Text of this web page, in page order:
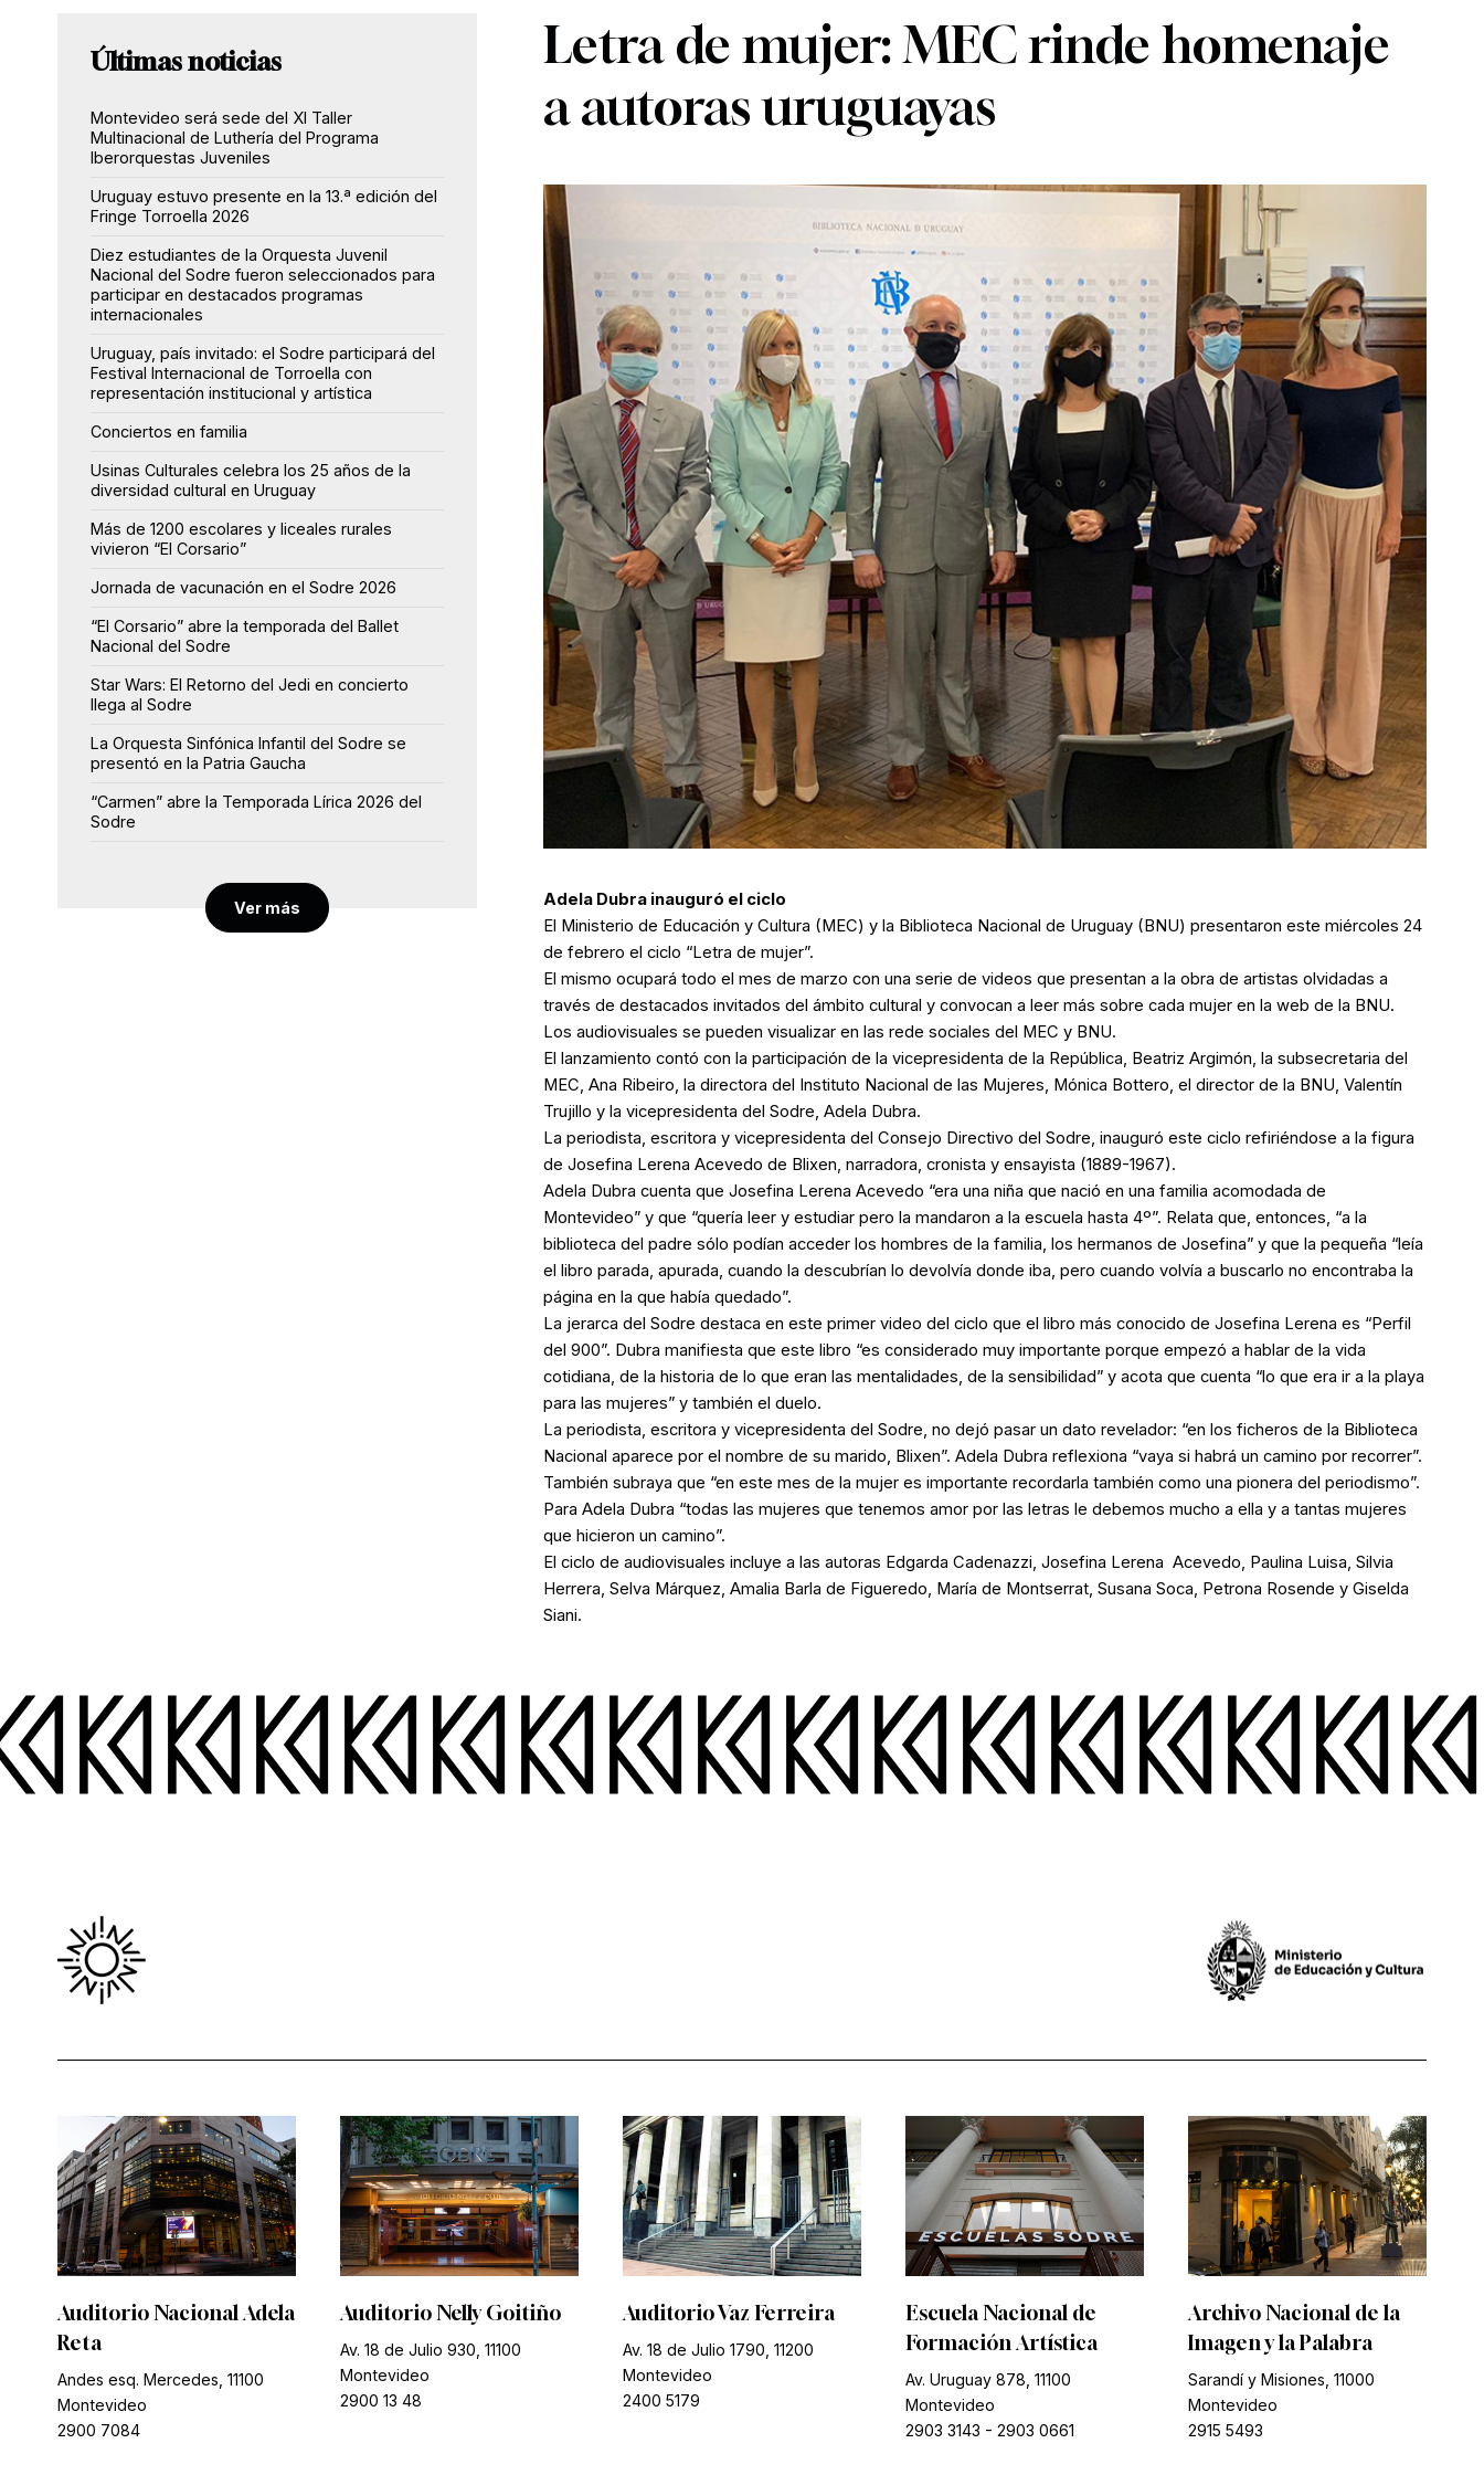
Letra de mujer: MEC rinde homenaje
a autoras uruguayas
Adela Dubra inauguró el ciclo
El Ministerio de Educación y Cultura (MEC) y la Biblioteca Nacional de Uruguay (BNU) presentaron este miércoles 24
de febrero el ciclo “Letra de mujer”.
El mismo ocupará todo el mes de marzo con una serie de videos que presentan a la obra de artistas olvidadas a
través de destacados invitados del ámbito cultural y convocan a leer más sobre cada mujer en la web de la BNU.
Los audiovisuales se pueden visualizar en las rede sociales del MEC y BNU.
El lanzamiento contó con la participación de la vicepresidenta de la República, Beatriz Argimón, la subsecretaria del
MEC, Ana Ribeiro, la directora del Instituto Nacional de las Mujeres, Mónica Bottero, el director de la BNU, Valentín
Trujillo y la vicepresidenta del Sodre, Adela Dubra.
La periodista, escritora y vicepresidenta del Consejo Directivo del Sodre, inauguró este ciclo refiriéndose a la figura
de Josefina Lerena Acevedo de Blixen, narradora, cronista y ensayista (1889-1967).
Adela Dubra cuenta que Josefina Lerena Acevedo “era una niña que nació en una familia acomodada de
Montevideo” y que “quería leer y estudiar pero la mandaron a la escuela hasta 4º”. Relata que, entonces, “a la
biblioteca del padre sólo podían acceder los hombres de la familia, los hermanos de Josefina” y que la pequeña “leía
el libro parada, apurada, cuando la descubrían lo devolvía donde iba, pero cuando volvía a buscarlo no encontraba la
página en la que había quedado”.
La jerarca del Sodre destaca en este primer video del ciclo que el libro más conocido de Josefina Lerena es “Perfil
del 900”. Dubra manifiesta que este libro “es considerado muy importante porque empezó a hablar de la vida
cotidiana, de la historia de lo que eran las mentalidades, de la sensibilidad” y acota que cuenta “lo que era ir a la playa
para las mujeres” y también el duelo.
La periodista, escritora y vicepresidenta del Sodre, no dejó pasar un dato revelador: “en los ficheros de la Biblioteca
Nacional aparece por el nombre de su marido, Blixen”. Adela Dubra reflexiona “vaya si habrá un camino por recorrer”.
También subraya que “en este mes de la mujer es importante recordarla también como una pionera del periodismo”.
Para Adela Dubra “todas las mujeres que tenemos amor por las letras le debemos mucho a ella y a tantas mujeres
que hicieron un camino”.
El ciclo de audiovisuales incluye a las autoras Edgarda Cadenazzi, Josefina Lerena Acevedo, Paulina Luisa, Silvia
Herrera, Selva Márquez, Amalia Barla de Figueredo, María de Montserrat, Susana Soca, Petrona Rosende y Giselda
Siani.
Últimas noticias
Montevideo será sede del XI Taller
Multinacional de Luthería del Programa
Iberorquestas Juveniles
Uruguay estuvo presente en la 13.ª edición del
Fringe Torroella 2026
Diez estudiantes de la Orquesta Juvenil
Nacional del Sodre fueron seleccionados para
participar en destacados programas
internacionales
Uruguay, país invitado: el Sodre participará del
Festival Internacional de Torroella con
representación institucional y artística
Conciertos en familia
Usinas Culturales celebra los 25 años de la
diversidad cultural en Uruguay
Más de 1200 escolares y liceales rurales
vivieron “El Corsario”
Jornada de vacunación en el Sodre 2026
“El Corsario” abre la temporada del Ballet
Nacional del Sodre
Star Wars: El Retorno del Jedi en concierto
llega al Sodre
La Orquesta Sinfónica Infantil del Sodre se
presentó en la Patria Gaucha
“Carmen” abre la Temporada Lírica 2026 del
Sodre
Ver más
Auditorio Nacional Adela
Reta
Andes esq. Mercedes, 11100
Montevideo
2900 7084
Auditorio Nelly Goitiño
Av. 18 de Julio 930, 11100
Montevideo
2900 13 48
Auditorio Vaz Ferreira
Av. 18 de Julio 1790, 11200
Montevideo
2400 5179
Escuela Nacional de
Formación Artística
Av. Uruguay 878, 11100
Montevideo
2903 3143 - 2903 0661
Archivo Nacional de la
Imagen y la Palabra
Sarandí y Misiones, 11000
Montevideo
2915 5493